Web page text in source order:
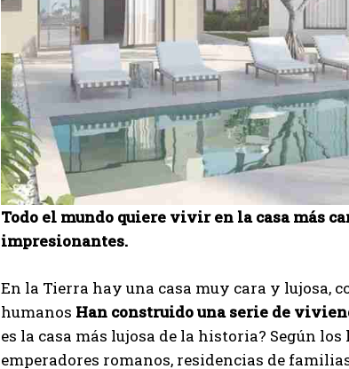
Todo el mundo quiere vivir en la casa más
impresionantes.
En la Tierra hay una casa muy cara y lujosa,
humanos Han construido una serie de
es la casa más lujosa de la historia? Según
emperadores romanos, residencias de